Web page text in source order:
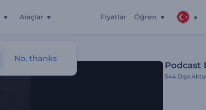
Araçlar Fiyatlar Öğren
Podcast
544 Dışa
No, thanks